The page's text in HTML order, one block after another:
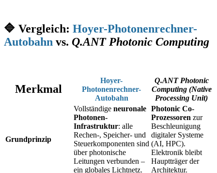
🔷 Vergleich: Hoyer-Photonenrechner-
Autobahn vs. Q.ANTPhotonic Computing
Merkmal
Hoyer-
Photonenrechner-
Autobahn
Q.ANT Photonic
Computing (Native
Processing Unit)
Grundprinzip
Vollständige neuronale
Photonen-
Infrastruktur: alle
Rechen-, Speicher- und
Steuerkomponenten sind
über photonische
Leitungen verbunden –
ein globales Lichtnetz.
Photonic Co-
Prozessoren zur
Beschleunigung
digitaler Systeme
(AI, HPC).
Elektronik bleibt
Hauptträger der
Architektur.